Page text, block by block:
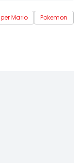
Mario Pokemon